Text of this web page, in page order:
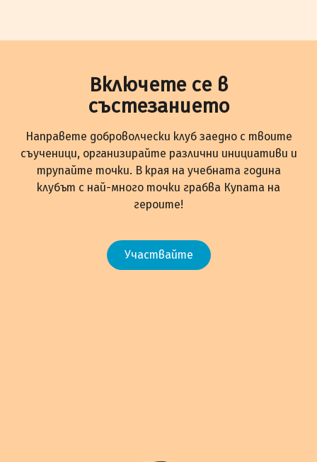
Включете се в
състезанието
Направете доброволчески клуб заедно с твоите
съученици, организирайте различни инициативи и
трупайте точки. В края на учебната година
клубът с най-много точки грабва Купата на
героите!
Участвайте